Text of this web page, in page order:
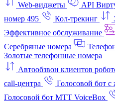
Web-виджеты
API
номер 495
Кол-трекинг
Эффективное обслуживание
Серебряные номера
Золотые телефонные номера
Автообзвон клиентов
call-центра
Голосовой бот
Голосовой бот МТТ VoiceBox